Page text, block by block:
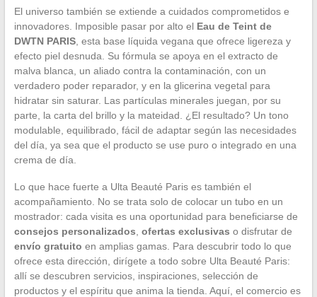
El universo también se extiende a cuidados comprometidos e
innovadores. Imposible pasar por alto el Eau de Teint de
DWTN PARIS, esta base líquida vegana que ofrece ligereza y
efecto piel desnuda. Su fórmula se apoya en el extracto de
malva blanca, un aliado contra la contaminación, con un
verdadero poder reparador, y en la glicerina vegetal para
hidratar sin saturar. Las partículas minerales juegan, por su
parte, la carta del brillo y la mateidad. ¿El resultado? Un tono
modulable, equilibrado, fácil de adaptar según las necesidades
del día, ya sea que el producto se use puro o integrado en una
crema de día.
Lo que hace fuerte a Ulta Beauté Paris es también el
acompañamiento. No se trata solo de colocar un tubo en un
mostrador: cada visita es una oportunidad para beneficiarse de
consejos personalizados ofertas exclusivas o disfrutar de
envío gratuito en amplias gamas. Para descubrir todo lo que
ofrece esta dirección, dirígete a todo sobre Ulta Beauté Paris:
allí se descubren servicios, inspiraciones, selección de
productos y el espíritu que anima la tienda. Aquí, el comercio es